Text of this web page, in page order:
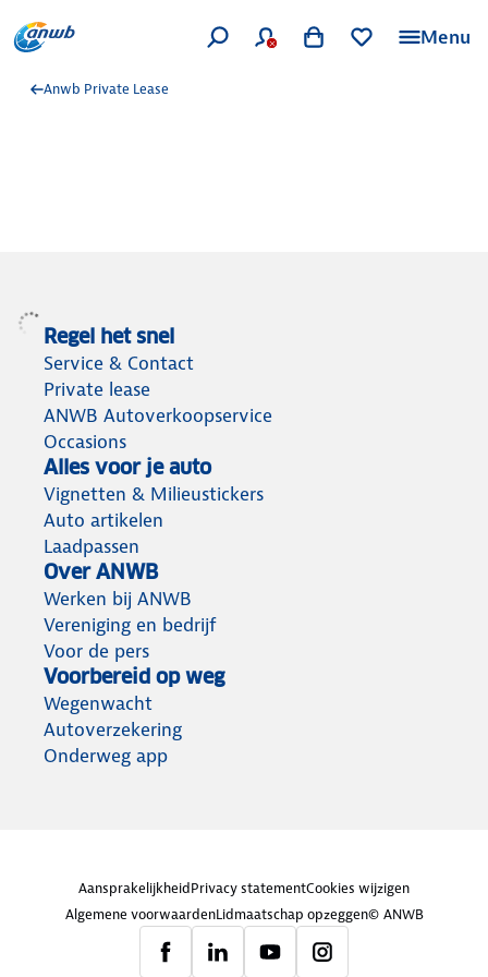
Menu
Anwb Private Lease
Regel het snel
Service & Contact
Private lease
ANWB Autoverkoopservice
Occasions
Alles voor je auto
Vignetten & Milieustickers
Auto artikelen
Laadpassen
Over ANWB
Werken bij ANWB
Vereniging en bedrijf
Voor de pers
Voorbereid op weg
Wegenwacht
Autoverzekering
Onderweg app
AansprakelijkheidPrivacy statementCookies wijzigen
Algemene voorwaardenLidmaatschap opzeggen© ANWB